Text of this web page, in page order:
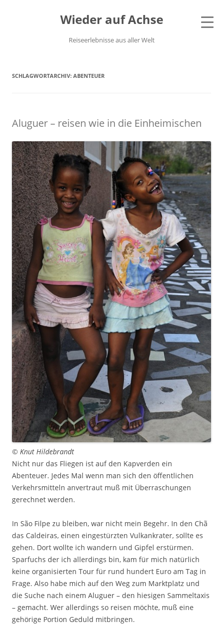
Wieder auf Achse
Reiseerlebnisse aus aller Welt
SCHLAGWORTARCHIV: ABENTEUER
Aluguer – reisen wie in die Einheimischen
© Knut Hildebrandt
Nicht nur das Fliegen ist auf den Kapverden ein
Abenteuer. Jedes Mal wenn man sich den öffentlichen
Verkehrsmitteln anvertraut muß mit Überraschungen
gerechnet werden.
In São Filpe zu bleiben, war nicht mein Begehr. In den Chã
das Caldeiras, einen eingestürzten Vulkankrater, sollte es
gehen. Dort wollte ich wandern und Gipfel erstürmen.
Sparfuchs der ich allerdings bin, kam für mich natürlich
keine organisierten Tour für rund hundert Euro am Tag in
Frage. Also habe mich auf den Weg zum Marktplatz und
die Suche nach einem Aluguer – den hiesigen Sammeltaxis
– gemacht. Wer allerdings so reisen möchte, muß eine
gehörige Portion Geduld mitbringen.